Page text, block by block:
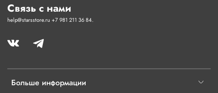
Больше информации
Связь с нами
help@starsstore.ru +7 981 211 36 84.